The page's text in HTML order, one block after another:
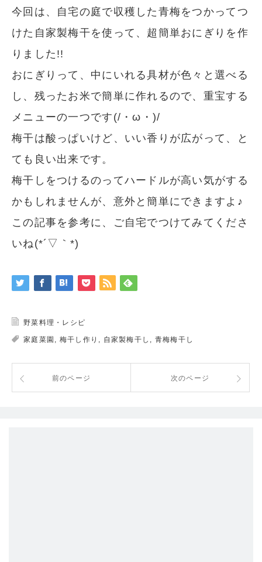
今回は、自宅の庭で収穫した青梅をつかってつ
けた自家製梅干を使って、超簡単おにぎりを作
りました!!
おにぎりって、中にいれる具材が色々と選べる
し、残ったお米で簡単に作れるので、重宝する
メニューの一つです(/・ω・)/
梅干は酸っぱいけど、いい香りが広がって、と
ても良い出来です。
梅干しをつけるのってハードルが高い気がする
かもしれませんが、意外と簡単にできますよ♪
この記事を参考に、ご自宅でつけてみてくださ
いね(*´▽｀*)
野菜料理・レシピ
家庭菜園 梅干し作り 自家製梅干し 青梅梅干し
前のページ 次のページ